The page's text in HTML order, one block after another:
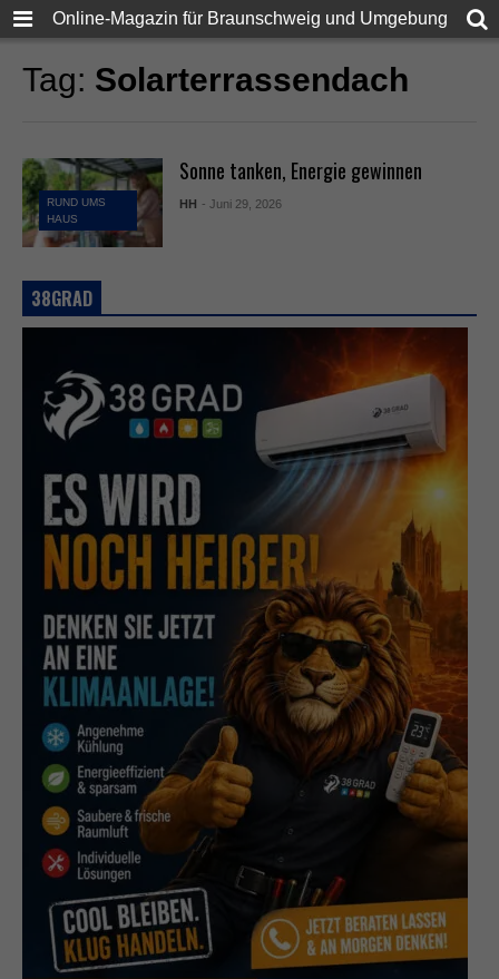
Online-Magazin für Braunschweig und Umgebung
Tag: Solarterrassendach
RUND UMS
HAUS
Sonne tanken, Energie gewinnen
HH - Juni 29, 2026
38GRAD